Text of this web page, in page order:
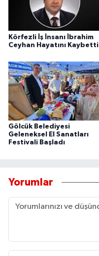
Körfezli İş İnsanı İbrahim
Ceyhan Hayatını Kaybetti
Gölcük Belediyesi
Geleneksel El Sanatları
Festivali Başladı
Yorumlar